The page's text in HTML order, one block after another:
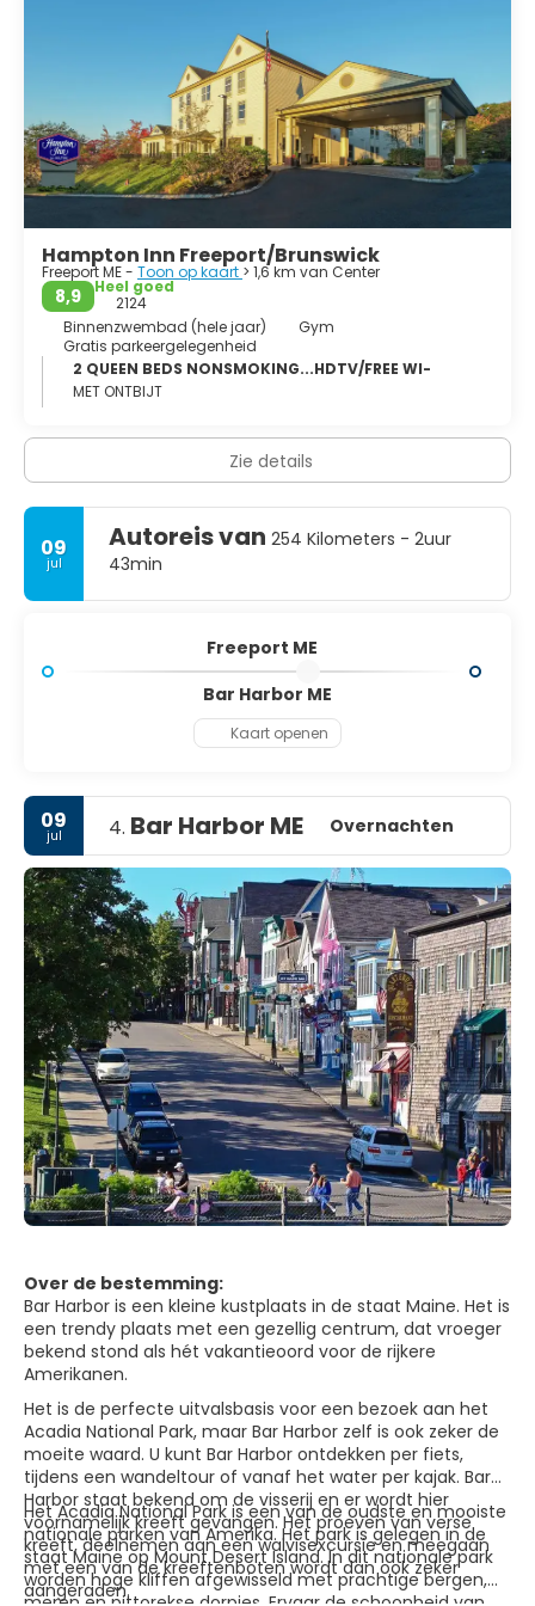
Hampton Inn Freeport/Brunswick
Freeport ME - Toon op kaart > 1,6 km van Center
8,9
Heel goed
2124
Binnenzwembad (hele jaar)
Gym
Gratis parkeergelegenheid
2 QUEEN BEDS NONSMOKING...HDTV/FREE WI-
MET ONTBIJT
Zie details
09
jul
Autoreis van 254 Kilometers - 2uur
43min
Freeport ME
Bar Harbor ME
Kaart openen
09
jul 4. Bar Harbor ME Overnachten
Over de bestemming:
Bar Harbor is een kleine kustplaats in de staat Maine. Het is
een trendy plaats met een gezellig centrum, dat vroeger
bekend stond als hét vakantieoord voor de rijkere
Amerikanen.
Het is de perfecte uitvalsbasis voor een bezoek aan het
Acadia National Park, maar Bar Harbor zelf is ook zeker de
moeite waard. U kunt Bar Harbor ontdekken per fiets,
tijdens een wandeltour of vanaf het water per kajak. Bar
Harbor staat bekend om de visserij en er wordt hier
voornamelijk kreeft gevangen. Het proeven van verse
kreeft, deelnemen aan een walvisexcursie en meegaan
met een van de kreeftenboten wordt dan ook zeker
aangeraden.
Het Acadia National Park is een van de oudste en mooiste
nationale parken van Amerika. Het park is gelegen in de
staat Maine op Mount Desert Island. In dit nationale park
worden hoge kliffen afgewisseld met prachtige bergen,